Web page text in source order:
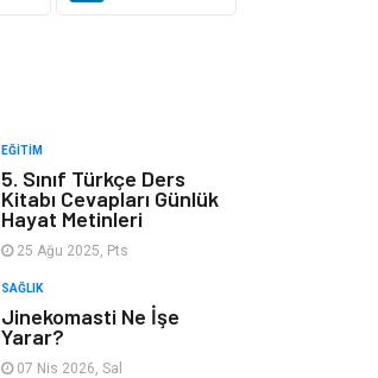
Tarih
EĞITIM
5. Sınıf Türkçe Ders
Kitabı Cevapları Günlük
Hayat Metinleri
25 Ağu 2025, Pts
SAĞLIK
Jinekomasti Ne İşe
Yarar?
07 Nis 2026, Sal